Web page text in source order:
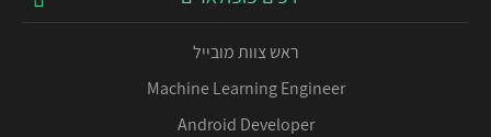
ראש צוות מובייל
Machine Learning Engineer
Android Developer